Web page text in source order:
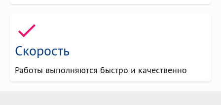
Скорость
Работы выполняются быстро и качественно